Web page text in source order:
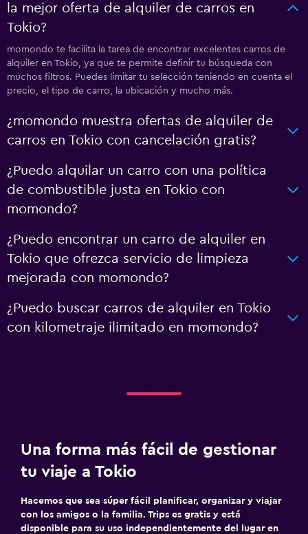
la mejor oferta de alquiler de carros en
Tokio?
momondo te facilita la tarea de encontrar excelentes carros de
alquiler en Tokio, ya que te permite definir tu búsqueda con
muchos filtros. Puedes limitar tu selección teniendo en cuenta el
precio, el tipo de carro, la ubicación y mucho más.
¿momondo muestra ofertas de alquiler de
carros en Tokio con cancelación gratis?
¿Puedo alquilar un carro con una política
de combustible justa en Tokio con
momondo?
¿Puedo encontrar un carro de alquiler en
Tokio que ofrezca servicio de limpieza
mejorada con momondo?
¿Puedo buscar carros de alquiler en Tokio
con kilometraje ilimitado en momondo?
Una forma más fácil de gestionar
tu viaje a Tokio
Hacemos que sea súper fácil planificar, organizar y viajar
con los amigos o la familia. Trips es gratis y está
disponible para su uso independientemente del lugar en